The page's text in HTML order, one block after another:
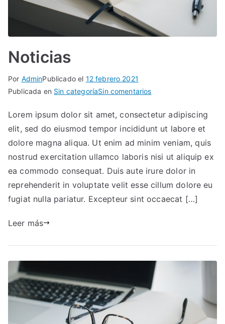
As
s
Noticias
Por AdminPublicado el 12 febrero 2021
Publicada en Sin categoríaSin comentarios
Lorem ipsum dolor sit amet, consectetur adipiscing
elit, sed do eiusmod tempor incididunt ut labore et
dolore magna aliqua. Ut enim ad minim veniam, quis
nostrud exercitation ullamco laboris nisi ut aliquip ex
ea commodo consequat. Duis aute irure dolor in
reprehenderit in voluptate velit esse cillum dolore eu
fugiat nulla pariatur. Excepteur sint occaecat […]
Leer más